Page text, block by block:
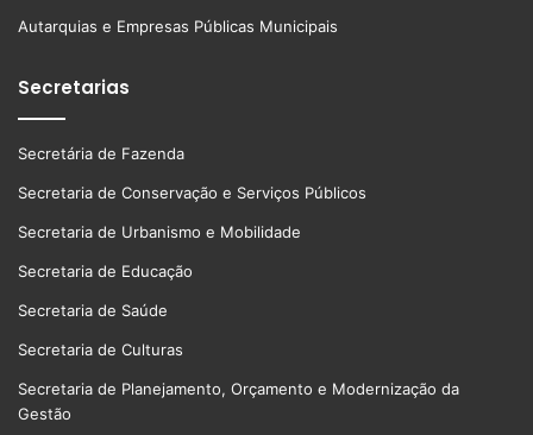
Autarquias e Empresas Públicas Municipais
Secretarias
Secretária de Fazenda
Secretaria de Conservação e Serviços Públicos
Secretaria de Urbanismo e Mobilidade
Secretaria de Educação
Secretaria de Saúde
Secretaria de Culturas
Secretaria de Planejamento, Orçamento e Modernização da
Gestão